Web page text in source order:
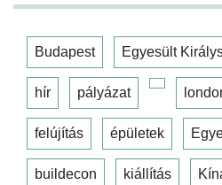
Budapest Egyesült
hír pályázat
felújítás épületek
buildecon kiállítás